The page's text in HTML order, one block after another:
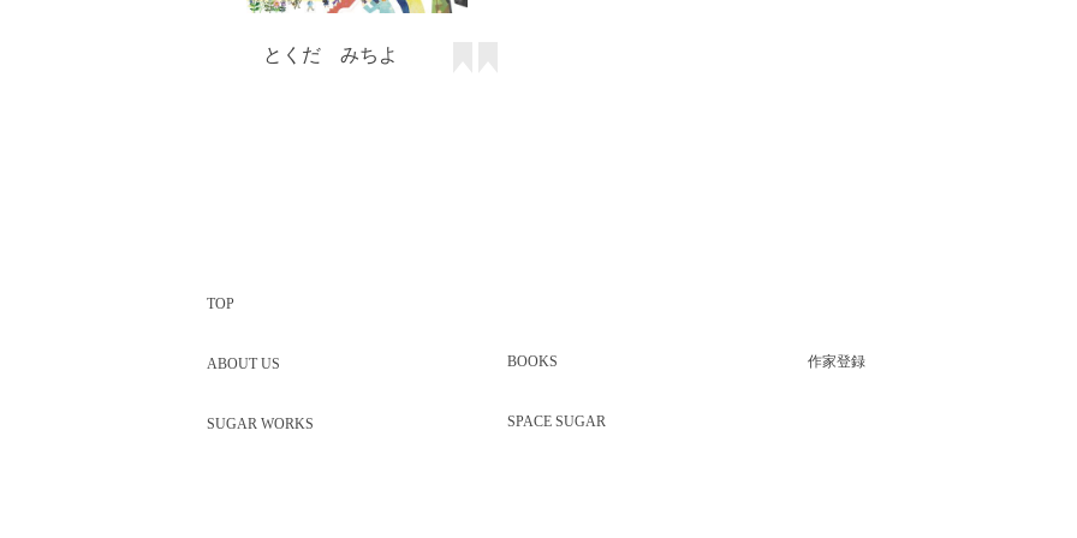
とくだ みちよ
TOP
ABOUT US
SUGAR WORKS
BOOKS
SPACE SUGAR
作家登録